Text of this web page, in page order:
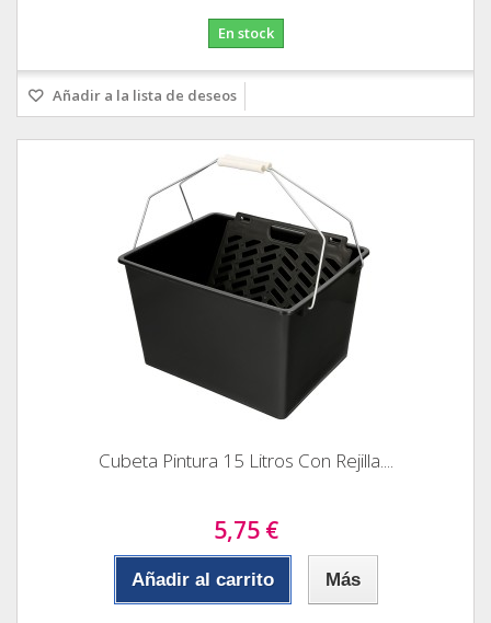
En stock
Añadir a la lista de deseos
Cubeta Pintura 15 Litros Con Rejilla....
5,75 €
Añadir al carrito Más